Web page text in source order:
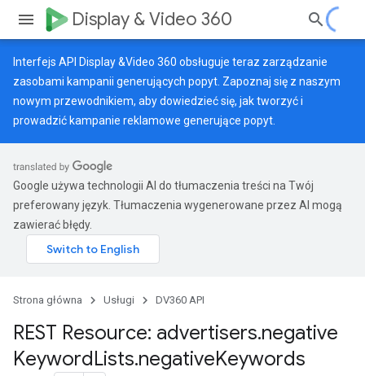
Display & Video 360
Interfejs API Display &Video 360 obsługuje teraz zarządzanie
zasobami kampanii generujących popyt. Zapoznaj się z naszym
nowym przewodnikiem, aby dowiedzieć się, jak tworzyć i
prowadzić kampanie reklamowe generujące popyt.
Google używa technologii AI do tłumaczenia treści na Twój
preferowany język. Tłumaczenia wygenerowane przez AI mogą
zawierać błędy.
Strona główna Usługi DV360 API
REST Resource: advertisers.negative
KeywordLists.negativeKeywords